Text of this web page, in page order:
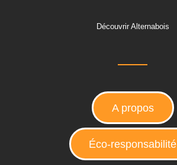
Découvrir Alternabois
A propos
Éco-responsabilité